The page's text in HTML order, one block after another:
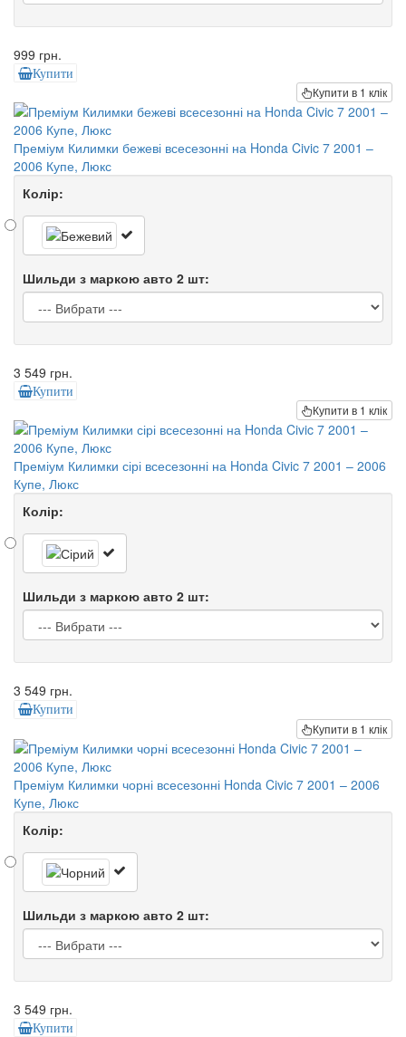
999 грн.
Купити
Купити в 1 клік
Преміум Килимки бежеві всесезонні на Honda Civic 7 2001 –
2006 Купе, Люкс
Колір:
Шильди з маркою авто 2 шт:
3 549 грн.
Купити
Купити в 1 клік
Преміум Килимки сірі всесезонні на Honda Civic 7 2001 – 2006
Купе, Люкс
Колір:
Шильди з маркою авто 2 шт:
3 549 грн.
Купити
Купити в 1 клік
Преміум Килимки чорні всесезонні Honda Civic 7 2001 – 2006
Купе, Люкс
Колір:
Шильди з маркою авто 2 шт:
3 549 грн.
Купити